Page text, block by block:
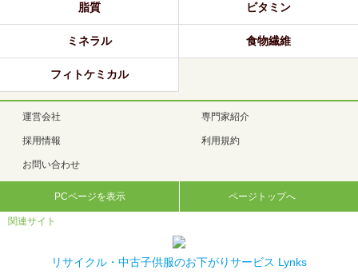
脂質 ビタミン
ミネラル 食物繊維
フィトケミカル
運営会社 専門家紹介
採用情報 利用規約
お問い合わせ
PCページを表示 ページトップへ
関連サイト
リサイクル・中古子供服のお下がりサービス Lynks